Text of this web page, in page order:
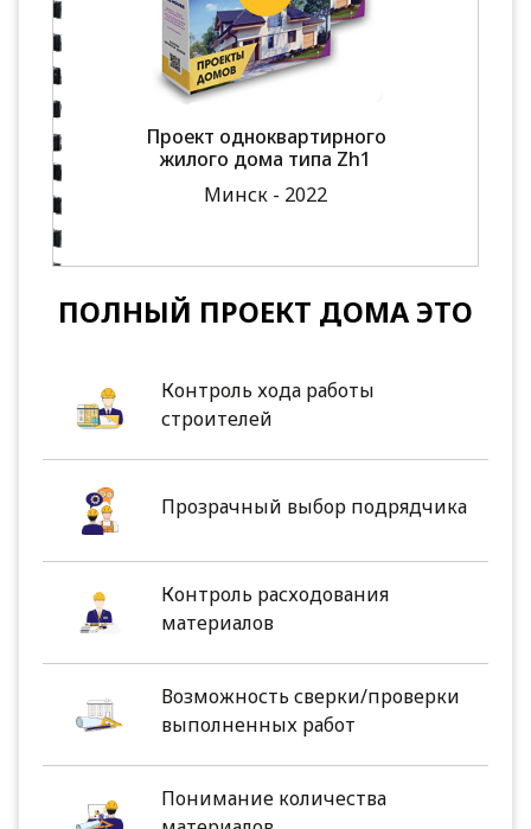
Проект одноквартирного
жилого дома типа Zh1
Минск - 2022
ПОЛНЫЙ ПРОЕКТ ДОМА ЭТО
Контроль хода работы
строителей
Прозрачный выбор подрядчика
Контроль расходования
материалов
Возможность сверки/проверки
выполненных работ
Понимание количества